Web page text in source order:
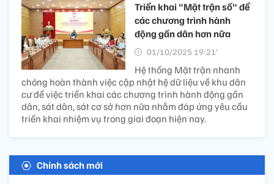
Triển khai "Mặt trận số" để
các chương trình hành
động gần dân hơn nữa
01/10/2025 19:21’
Hệ thống Mặt trận nhanh
chóng hoàn thành việc cập nhật hệ dữ liệu về khu dân
cư để việc triển khai các chương trình hành động gần
dân, sát dân, sát cơ sở hơn nữa nhằm đáp ứng yêu cầu
triển khai nhiệm vụ trong giai đoạn hiện nay.
Chính sách mới